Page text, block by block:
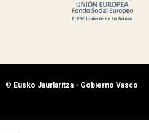
© Eusko Jaurlaritza - Gobierno Vasco